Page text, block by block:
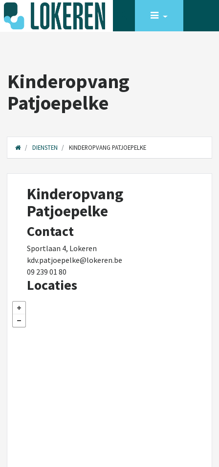
Kinderopvang
Patjoepelke
DIENSTEN KINDEROPVANG PATJOEPELKE
Kinderopvang
Patjoepelke
Contact
Sportlaan 4, Lokeren
kdv.patjoepelke@lokeren.be
09 239 01 80
Locaties